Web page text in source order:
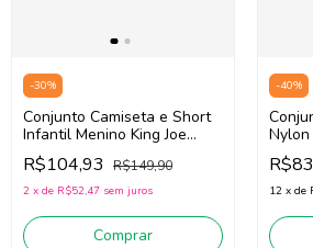
-30%
Conjunto Camiseta e Short
Infantil Menino King Joe
Cj09012k (Preto/Verde)
R$104,93 R$149,90
2 x de R$52,47 sem juros
Comprar
-40%
Joe
12 x de